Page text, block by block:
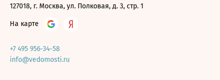
127018, г. Москва, ул. Полковая, д. 3, стр. 1
На карте
+7 495 956-34-58
info@vedomosti.ru